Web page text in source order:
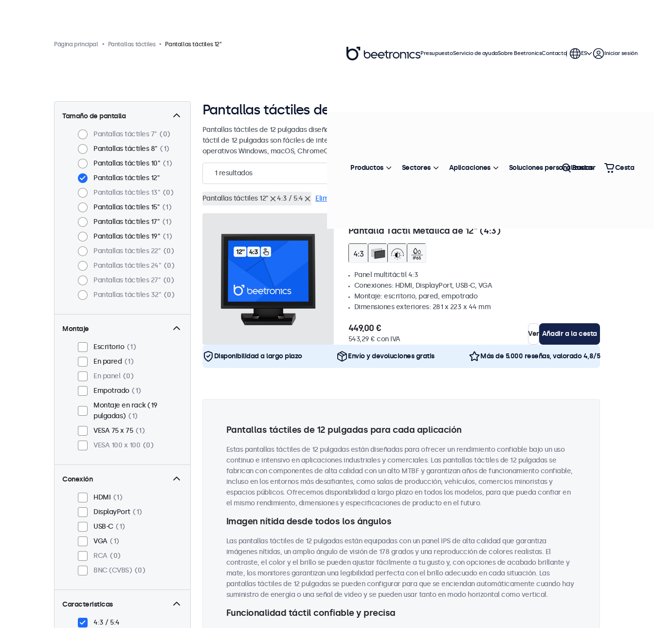
Página principal Pantallas táctiles Pantallas táctiles 12"
Tamaño de pantalla
Pantallas táctiles 7"
0
Pantallas táctiles 8"
1
Pantallas táctiles 10"
1
Pantallas táctiles 12"
Pantallas táctiles 13"
0
Pantallas táctiles 15"
1
Pantallas táctiles 17"
1
Pantallas táctiles 19"
1
Pantallas táctiles 22"
0
Pantallas táctiles 24"
0
Pantallas táctiles 27"
0
Pantallas táctiles 32"
0
Montaje
Escritorio
1
En pared
1
En panel
0
Empotrado
1
Montaje en rack (19
pulgadas)
1
VESA 75 x 75
1
VESA 100 x 100
0
Conexión
HDMI
1
DisplayPort
1
USB-C
1
VGA
1
RCA
0
BNC (CVBS)
0
Caracteristicas
4:3 / 5:4
Pantallas táctiles de 12 pulgadas
Pantallas táctiles de 12 pulgadas diseñada para uso profesional y uso continuo. Estos monitores con pantalla
táctil de 12 pulgadas son fáciles de integrar en cualquier contexto y son compatibles con los sistemas
operativos Windows, macOS, ChromeOS y Linux.
1 resultados Top ventas
Pantallas táctiles 12" 4:3 / 5:4 Eliminar selección
Pantalla Táctil Metálica de 12" (4:3)
Panel multitáctil 4:3
Conexiones: HDMI, DisplayPort, USB-C, VGA
Montaje: escritorio, pared, empotrado
Dimensiones exteriores: 281 x 223 x 44 mm
449,00 €
543,29 € con IVA
Ver Añadir a la cesta
Disponibilidad a largo plazo Envío y devoluciones gratis Más de 5.000 reseñas, valorado 4,8/5
Pantallas táctiles de 12 pulgadas para cada aplicación
Estas pantallas táctiles de 12 pulgadas están diseñadas para ofrecer un rendimiento confiable bajo un uso
continuo e intensivo en aplicaciones industriales y comerciales. Las pantallas táctiles de 12 pulgadas se
fabrican con componentes de alta calidad con un alto MTBF y garantizan años de funcionamiento confiable,
incluso en los entornos más desafiantes, como salas de producción, vehículos, comercios minoristas y
espacios públicos. Ofrecemos disponibilidad a largo plazo en todos los modelos, para que pueda confiar en
el mismo rendimiento, dimensiones y especificaciones de producto en el futuro.
Imagen nítida desde todos los ángulos
Las pantallas táctiles de 12 pulgadas están equipadas con un panel IPS de alta calidad que garantiza
imágenes nítidas, un amplio ángulo de visión de 178 grados y una reproducción de colores realistas. El
contraste, el color y el brillo se pueden ajustar fácilmente a tu gusto y, con opciones de acabado brillante y
mate, los monitores garantizan una legibilidad perfecta con el brillo adecuado en cada situación. Las
pantallas táctiles de 12 pulgadas se pueden configurar para que se enciendan automáticamente cuando hay
suministro de energía o una señal de video y se pueden usar tanto en modo horizontal como vertical.
Funcionalidad táctil confiable y precisa
PresupuestoServicio de ayudaSobre BeetronicsContacto ES Iniciar sesión
Productos Sectores Aplicaciones Soluciones personalizadas
Buscar Cesta